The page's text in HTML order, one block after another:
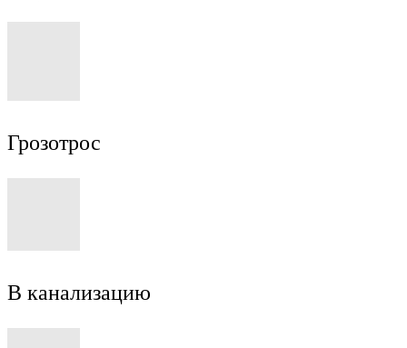
Грозотрос
В канализацию